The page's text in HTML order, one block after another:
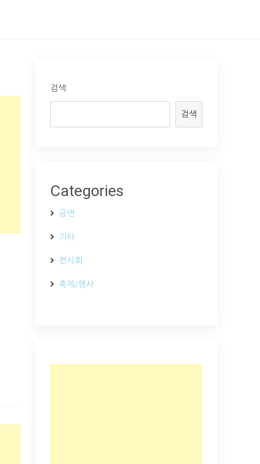
검색
검색
Categories
공연
기타
전시회
축제/행사